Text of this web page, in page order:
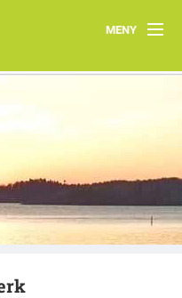
MENY
Hem
Kontakt
Aktuellt
vårprogram 2026